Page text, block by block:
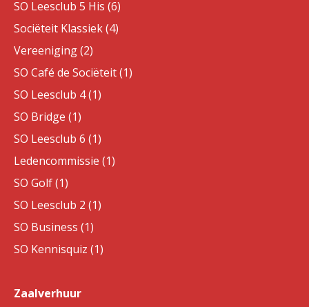
SO Leesclub 5 His (6)
Sociëteit Klassiek (4)
Vereeniging (2)
SO Café de Sociëteit (1)
SO Leesclub 4 (1)
SO Bridge (1)
SO Leesclub 6 (1)
Ledencommissie (1)
SO Golf (1)
SO Leesclub 2 (1)
SO Business (1)
SO Kennisquiz (1)
Zaalverhuur